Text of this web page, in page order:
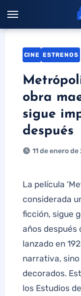
contenido
CINE ESTRENOS
obra
sigue
después
11 de enero
La película ‘Metrópolis’ de Fritz Lang,
considerada
ficción, sigue
años después
lanzado en
narrativa,
decorados.
los Estudios